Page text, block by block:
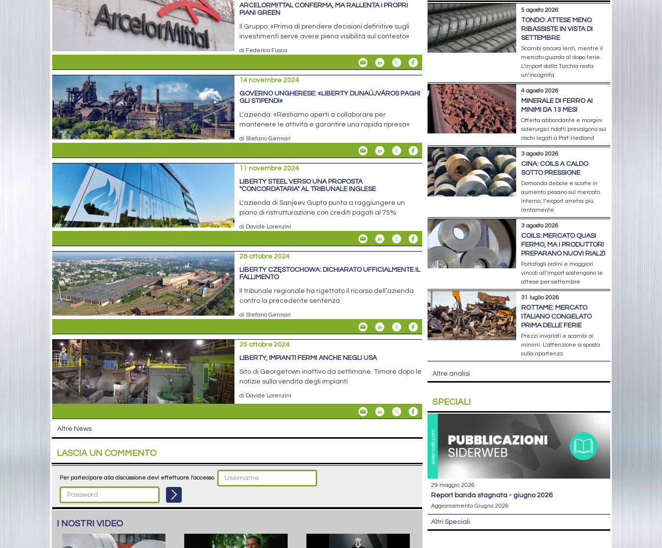
ARCELORMITTAL CONFERMA, MA RALLENTA I PROPRI
PIANI GREEN
Il Gruppo: «Prima di prendere decisioni definitive sugli
investimenti serve avere piena visibilità sul contesto»
di Federico Fusca
14 novembre 2024
GOVERNO UNGHERESE: «LIBERTY DUNAÚJVÁROS PAGHI
GLI STIPENDI»
L'azienda: «Restiamo aperti a collaborare per
mantenere le attività e garantire una rapida ripresa»
di Stefano Gennari
11 novembre 2024
LIBERTY STEEL VERSO UNA PROPOSTA
"CONCORDATARIA" AL TRIBUNALE INGLESE
L'azienda di Sanjeev Gupta punta a raggiungere un
piano di ristrutturazione con crediti pagati al 75%
di Davide Lorenzini
28 ottobre 2024
LIBERTY CZĘSTOCHOWA: DICHIARATO UFFICIALMENTE IL
FALLIMENTO
Il tribunale regionale ha rigettato il ricorso dell’azienda
contro la precedente sentenza
di Stefano Gennari
25 ottobre 2024
LIBERTY, IMPIANTI FERMI ANCHE NEGLI USA
Sito di Georgetown inattivo da settimane. Timore dopo le
notizie sulla vendita degli impianti
di Davide Lorenzini
Altre News
LASCIA UN COMMENTO
Per partecipare alla discussione devi effettuare l'accesso
I NOSTRI VIDEO
5 agosto 2026
TONDO: ATTESE MENO
RIBASSISTE IN VISTA DI
SETTEMBRE
Scambi ancora lenti, mentre il
mercato guarda al dopo ferie.
L’import dalla Turchia resta
un’incognita
4 agosto 2026
MINERALE DI FERRO AI
MINIMI DA 13 MESI
Offerta abbondante e margini
siderurgici ridotti prevalgono sui
rischi legati a Port Hedland
3 agosto 2026
CINA: COILS A CALDO
SOTTO PRESSIONE
Domanda debole e scorte in
aumento pesano sul mercato
interno; l’export arretra più
lentamente
3 agosto 2026
COILS: MERCATO QUASI
FERMO, MA I PRODUTTORI
PREPARANO NUOVI RIALZI
Portafogli ordini e maggiori
vincoli all’import sostengono le
attese per settembre
31 luglio 2026
ROTTAME: MERCATO
ITALIANO CONGELATO
PRIMA DELLE FERIE
Prezzi invariati e scambi ai
minimi. L’attenzione si sposta
sulla ripartenza
Altre analisi
SPECIALI
29 maggio 2026
report banda stagnata - giugno 2026
Aggiornamento Giugno 2026
Altri Speciali